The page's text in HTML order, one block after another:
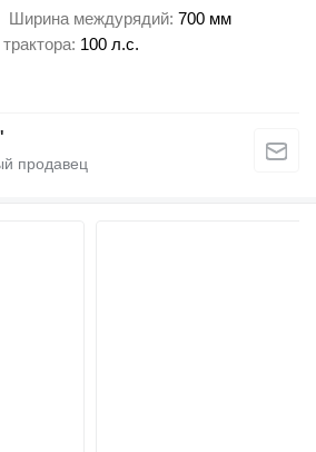
Ширина междурядий 700 мм
100 л.с.